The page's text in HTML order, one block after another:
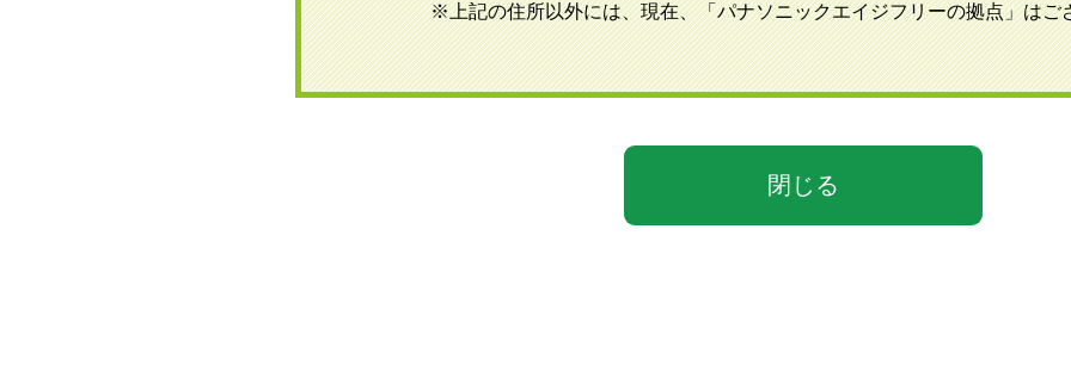
※上記の住所以外には、現在、「パナソニックエイジフリーの拠点」はご
閉じる